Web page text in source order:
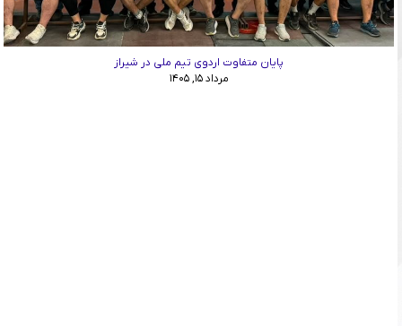
پایان متفاوت اردوی تیم ملی در شیراز
مرداد ۱۵, ۱۴۰۵